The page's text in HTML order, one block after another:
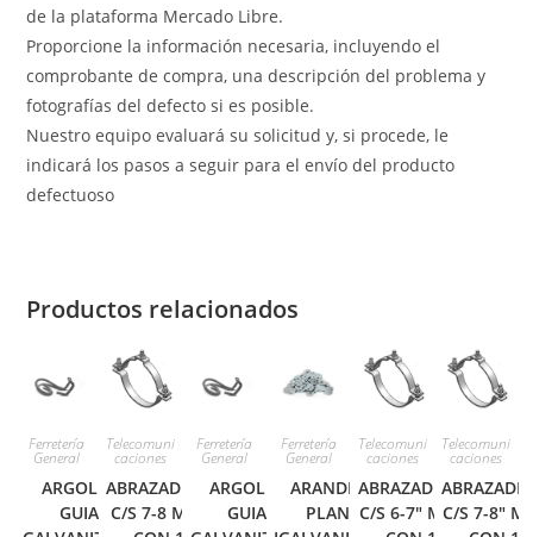
de la plataforma Mercado Libre.
Proporcione la información necesaria, incluyendo el
comprobante de compra, una descripción del problema y
fotografías del defecto si es posible.
Nuestro equipo evaluará su solicitud y, si procede, le
indicará los pasos a seguir para el envío del producto
defectuoso
Productos relacionados
Ferretería
General
ARGOLLA
GUIA
Telecomuni
caciones
ABRAZADERA
C/S 7-8 MRS
Ferretería
General
ARGOLLA
GUIA
Ferretería
General
ARANDELA
PLANA
Telecomuni
caciones
ABRAZADERA
C/S 6-7″ MRS
Telecomuni
caciones
C/S 7-8″